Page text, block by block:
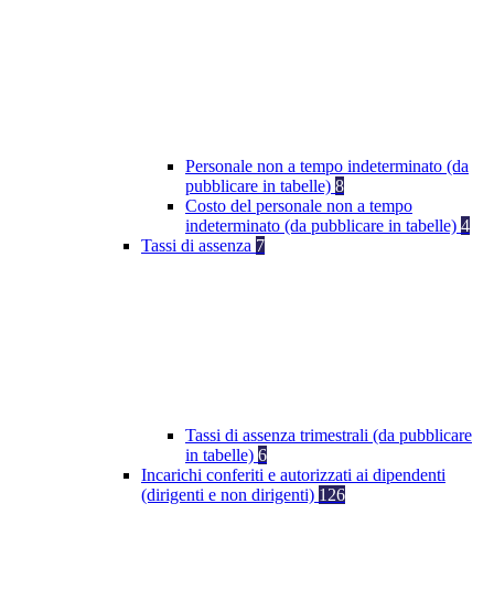
Personale non a tempo indeterminato (da
pubblicare in tabelle) 8
Costo del personale non a tempo
indeterminato (da pubblicare in tabelle) 4
Tassi di assenza 7
Tassi di assenza trimestrali (da pubblicare
in tabelle) 6
Incarichi conferiti e autorizzati ai dipendenti
(dirigenti e non dirigenti) 126